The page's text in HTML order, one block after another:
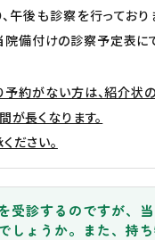
午後も診察を行っており
備付けの診察予定表に
約がない方は、紹介状
が長くなります。
ださい。
受診するのですが、
しょうか。また、持